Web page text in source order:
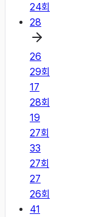
24회
28
26
29회
17
28회
19
27회
33
27회
27
26회
41